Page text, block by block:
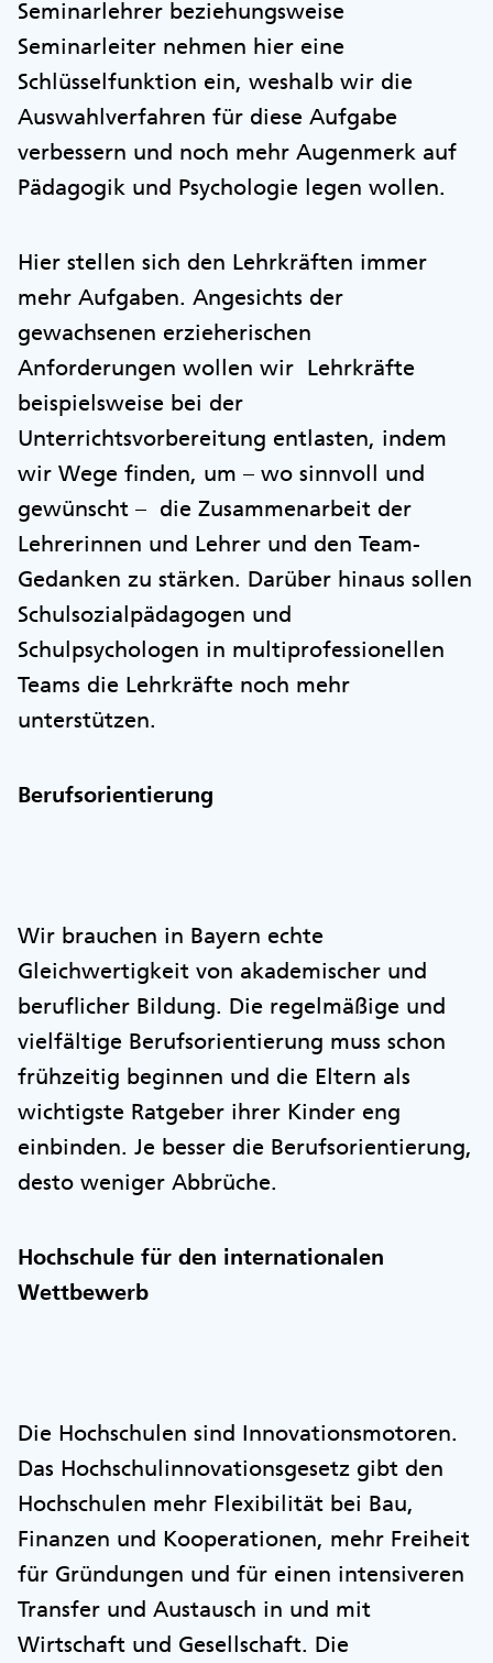
Seminarlehrer beziehungsweise
Seminarleiter nehmen hier eine
Schlüsselfunktion ein, weshalb wir die
Auswahlverfahren für diese Aufgabe
verbessern und noch mehr Augenmerk auf
Pädagogik und Psychologie legen wollen.
Hier stellen sich den Lehrkräften immer
mehr Aufgaben. Angesichts der
gewachsenen erzieherischen
Anforderungen wollen wir Lehrkräfte
beispielsweise bei der
Unterrichtsvorbereitung entlasten, indem
wir Wege finden, um – wo sinnvoll und
gewünscht – die Zusammenarbeit der
Lehrerinnen und Lehrer und den Team-
Gedanken zu stärken. Darüber hinaus sollen
Schulsozialpädagogen und
Schulpsychologen in multiprofessionellen
Teams die Lehrkräfte noch mehr
unterstützen.
Berufsorientierung
Wir brauchen in Bayern echte
Gleichwertigkeit von akademischer und
beruflicher Bildung. Die regelmäßige und
vielfältige Berufsorientierung muss schon
frühzeitig beginnen und die Eltern als
wichtigste Ratgeber ihrer Kinder eng
einbinden. Je besser die Berufsorientierung,
desto weniger Abbrüche.
Hochschule für den internationalen
Wettbewerb
Die Hochschulen sind Innovationsmotoren.
Das Hochschulinnovationsgesetz gibt den
Hochschulen mehr Flexibilität bei Bau,
Finanzen und Kooperationen, mehr Freiheit
für Gründungen und für einen intensiveren
Transfer und Austausch in und mit
Wirtschaft und Gesellschaft. Die